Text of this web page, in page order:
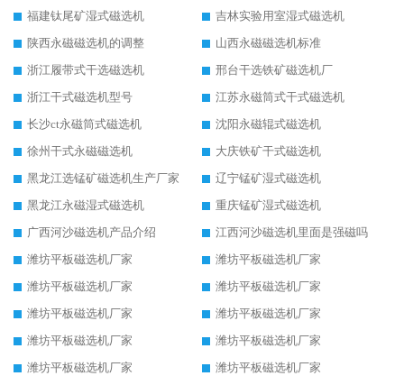
福建钛尾矿湿式磁选机
吉林实验用室湿式磁选机
陕西永磁磁选机的调整
山西永磁磁选机标准
浙江履带式干选磁选机
邢台干选铁矿磁选机厂
浙江干式磁选机型号
江苏永磁筒式干式磁选机
长沙ct永磁筒式磁选机
沈阳永磁辊式磁选机
徐州干式永磁磁选机
大庆铁矿干式磁选机
黑龙江选锰矿磁选机生产厂家
辽宁锰矿湿式磁选机
黑龙江永磁湿式磁选机
重庆锰矿湿式磁选机
广西河沙磁选机产品介绍
江西河沙磁选机里面是强磁吗
潍坊平板磁选机厂家
潍坊平板磁选机厂家
潍坊平板磁选机厂家
潍坊平板磁选机厂家
潍坊平板磁选机厂家
潍坊平板磁选机厂家
潍坊平板磁选机厂家
潍坊平板磁选机厂家
潍坊平板磁选机厂家
潍坊平板磁选机厂家